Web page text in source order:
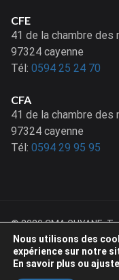
CFE
41 de la chambre des
97324 cayenne
Tél: 0594 25 24 70
CFA
41 de la chambre des
97324 cayenne
Tél: 0594 29 95 95
© 2020 CMA GUYANE.
Netactions
Nous utilisons des
expérience sur notre
En savoir plus ou